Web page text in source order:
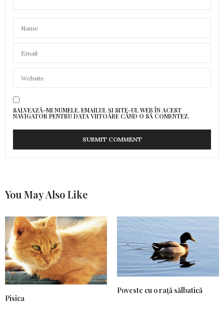
SALVEAZĂ-MI NUMELE, EMAILUL ȘI SITE-UL WEB ÎN ACEST
NAVIGATOR PENTRU DATA VIITOARE CÂND O SĂ COMENTEZ.
You May Also Like
Pisica
Poveste cu o rață sălbatică